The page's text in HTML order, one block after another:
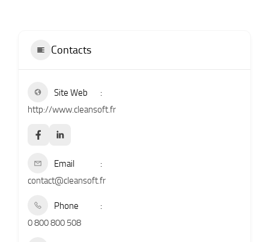
Contacts
Site Web
http://www.cleansoft.fr
Email
contact@cleansoft.fr
Phone
0 800 800 508